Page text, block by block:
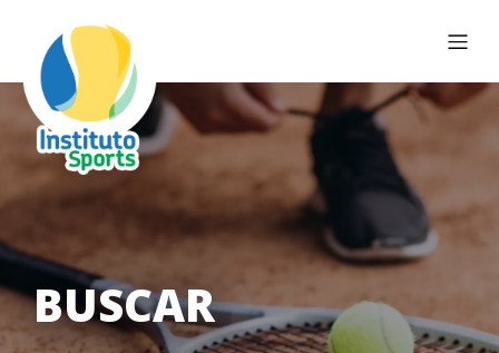
BUSCAR